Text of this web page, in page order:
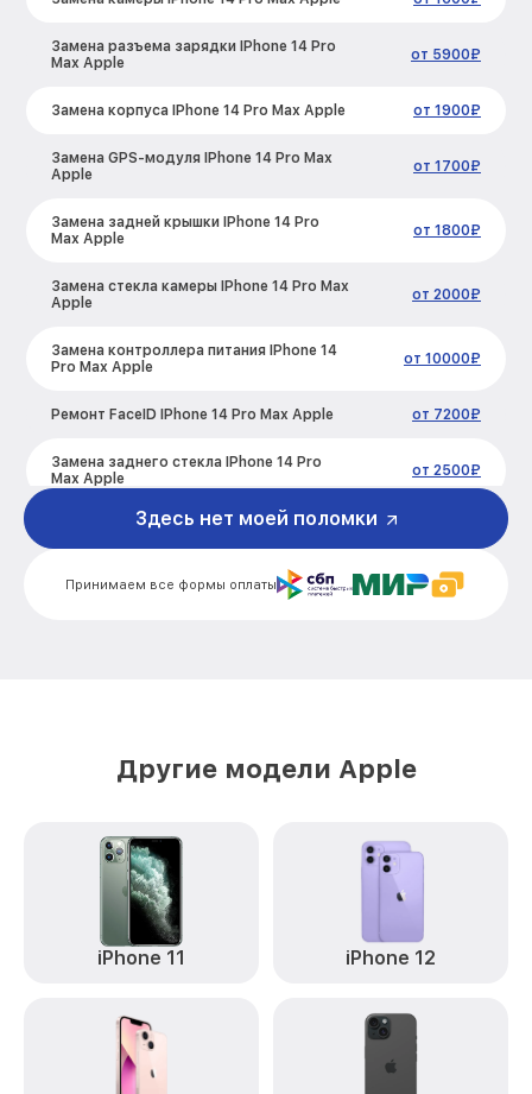
Замена разъема зарядки IPhone 14 Pro
Max Apple
от 5900₽
Замена корпуса IPhone 14 Pro Max Apple от 1900₽
Замена GPS-модуля IPhone 14 Pro Max
Apple
от 1700₽
Замена задней крышки IPhone 14 Pro
Max Apple
от 1800₽
Замена стекла камеры IPhone 14 Pro Max
Apple
от 2000₽
Замена контроллера питания IPhone 14
Pro Max Apple
от 10000₽
Ремонт FaceID IPhone 14 Pro Max Apple от 7200₽
Замена заднего стекла IPhone 14 Pro
Max Apple
от 2500₽
Ремонт камеры IPhone 14 Pro Max Apple
Ремонт динамика IPhone 14 Pro Max
Apple
от 9900₽
Принимаем все формы оплаты
Здесь нет моей поломки
Другие модели Apple
iPhone 11 iPhone 12